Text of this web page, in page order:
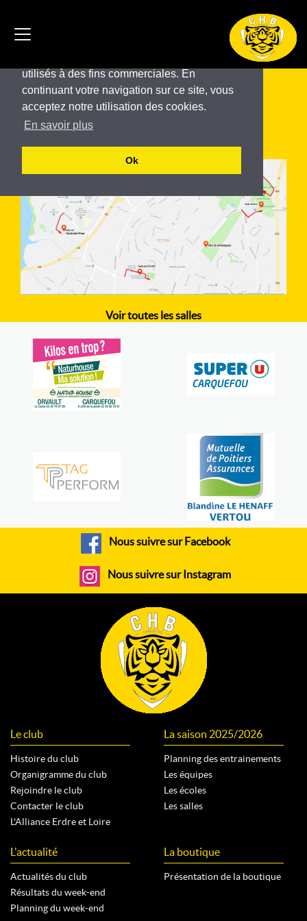
Ce site utilise des cookies pour son
utilisés à des fins commerciales. En
continuant votre navigation sur ce site, vous
acceptez notre utilisation des cookies.
En savoir plus
Ok
Salle du Lycée de la Mainguais
Rue de la Mainguais - 44470 Carquefou
Voir toutes les salles
Nous suivre sur Facebook
Nous suivre sur Instagram
Le club
Histoire du club
Organigramme du club
Rejoindre le club
Contacter le club
L'Alliance Erdre et Loire
La saison 2025/2026
Planning des entrainements
Les équipes
Les écoles
Les salles
L'actualité
Actualités du club
Résultats du week-end
Planning du week-end
La boutique
Présentation de la boutique